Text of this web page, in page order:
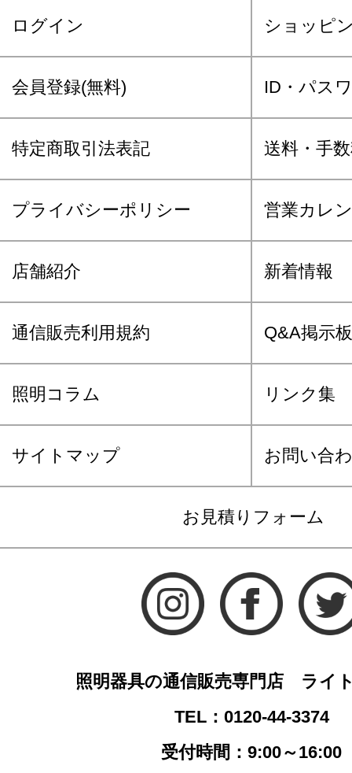
ログイン ショッピ
会員登録(無料) ID・パス
特定商取引法表記 送料・手
プライバシーポリシー 営業カレ
店舗紹介 新着情報
通信販売利用規約 Q&A掲示板
照明コラム リンク集
サイトマップ お問い合
お見積りフォーム
照明器具の通信販売専門店 ライ
TEL：0120-44-3374
受付時間：9:00～16:00